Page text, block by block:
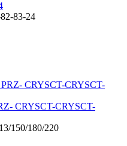
83-24
CRYSCT-CRYSCT-
150/180/220